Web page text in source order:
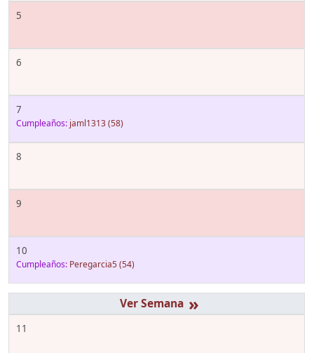
5
6
7
Cumpleaños: jaml1313(58)
8
9
10
Cumpleaños: Peregarcia5 (54)
»
11